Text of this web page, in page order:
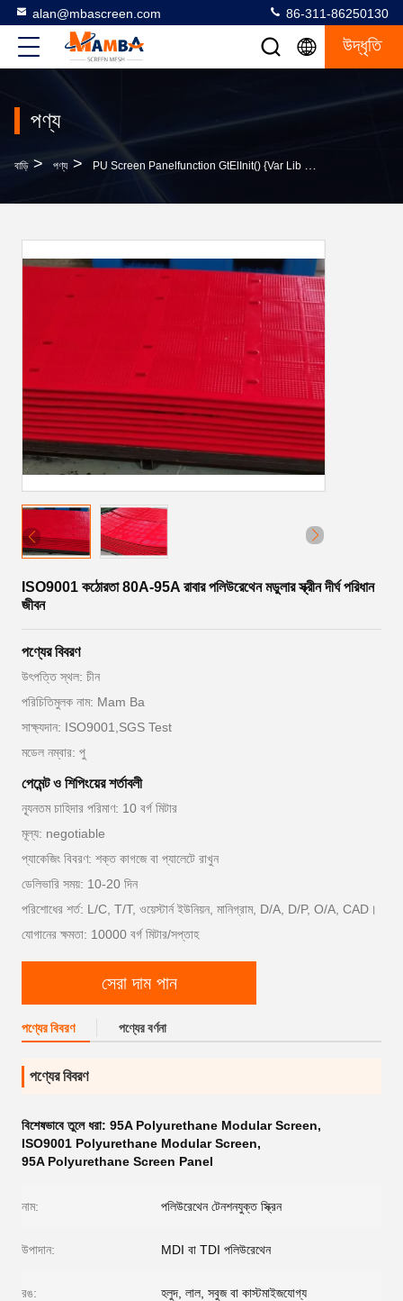
alan@mbascreen.com 86-311-86250130
উদ্ধৃতি
পণ্য
বাড়ি > পণ্য > PU Screen Panelfunction GtElInit() {var Lib = New Google.translate.TranslateService();lib.translateP
ISO9001 কঠোরতা 80A-95A রাবার পলিউরেথেন মডুলার স্ক্রীন দীর্ঘ পরিধান
জীবন
পণ্যের বিবরণ
উৎপত্তি স্থল: চীন
পরিচিতিমুলক নাম: Mam Ba
সাক্ষ্যদান: ISO9001,SGS Test
মডেল নম্বার: পু
পেমেন্ট ও শিপিংয়ের শর্তাবলী
ন্যূনতম চাহিদার পরিমাণ: 10 বর্গ মিটার
মূল্য: negotiable
প্যাকেজিং বিবরণ: শক্ত কাগজে বা প্যালেটে রাখুন
ডেলিভারি সময়: 10-20 দিন
পরিশোধের শর্ত: L/C, T/T, ওয়েস্টার্ন ইউনিয়ন, মানিগ্রাম, D/A, D/P, O/A, CAD।
যোগানের ক্ষমতা: 10000 বর্গ মিটার/সপ্তাহ
সেরা দাম পান
পণ্যের বিবরণ পণ্যের বর্ণনা
পণ্যের বিবরণ
বিশেষভাবে তুলে ধরা: 95A Polyurethane Modular Screen,
ISO9001 Polyurethane Modular Screen,
95A Polyurethane Screen Panel
নাম: পলিউরেথেন টেনশনযুক্ত স্ক্রিন
উপাদান: MDI বা TDI পলিউরেথেন
রঙ: হলুদ, লাল, সবুজ বা কাস্টমাইজযোগ্য